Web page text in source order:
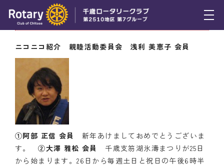
トピックス
活動報告
理事会報告
スケジュール
年間プログラム
1月24日（木） ニコニコBOX
ニコニコ紹介 親睦活動委員会 浅利 美恵子 会員
①阿部 正信 会員
新年あけましておめでとうございま
す。②大澤 雅松 会員
千歳支笏湖氷濤まつりが25日
から始まります。26日から毎週土日と祝日の午後6時半